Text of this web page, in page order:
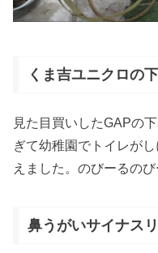
くま吉ユニクロの
見た目買いしたGAPの
ぎて幼稚園でトイレが
えました。のびーるのび
鼻うがいサイナス